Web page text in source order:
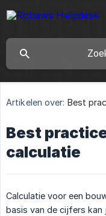
Artikelen over: Best
Best
calculatie
Calculatie voor een
basis van de cijfers kan